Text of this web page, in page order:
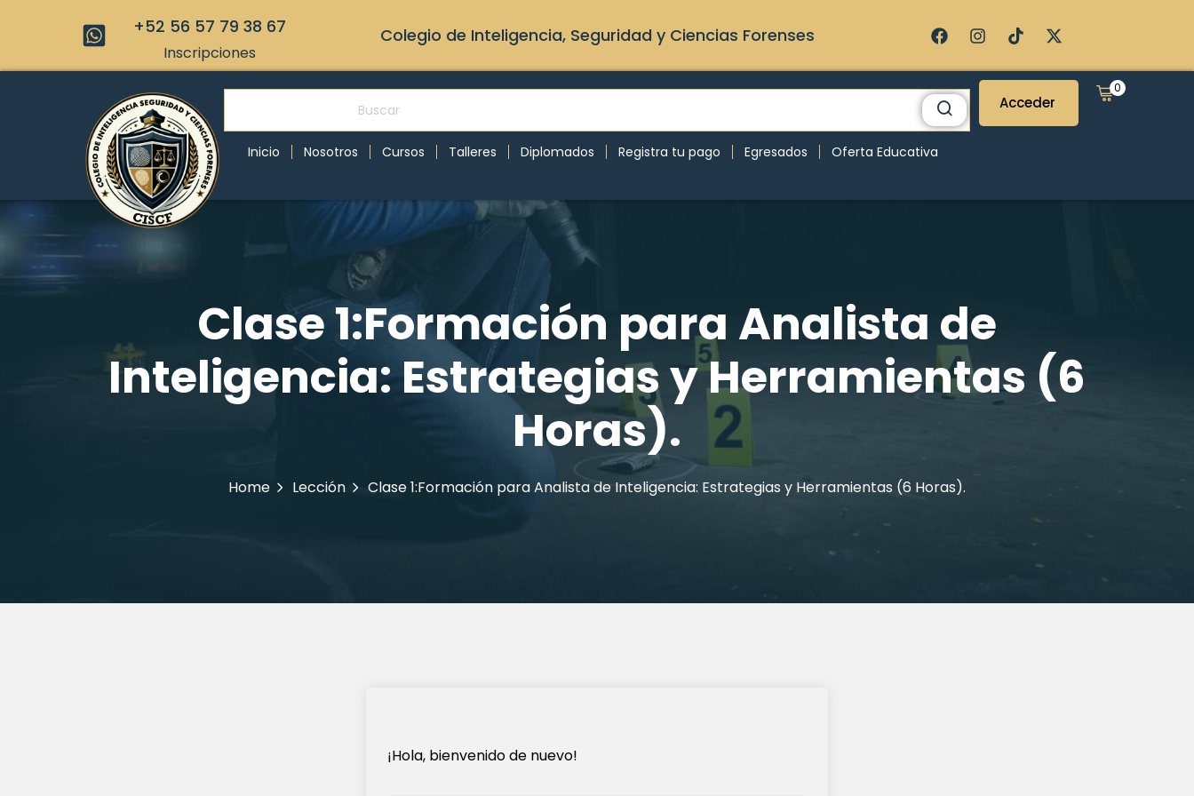
+52 56 57 79 38 67
Inscripciones
Colegio de Inteligencia, Seguridad y Ciencias Forenses
Inicio Nosotros Cursos Talleres Diplomados Registra tu pago Egresados Oferta Educativa
Acceder
0
Clase 1:Formación para Analista de
Inteligencia: Estrategias y Herramientas (6
Horas).
Home Lección Clase 1:Formación para Analista de Inteligencia: Estrategias y Herramientas (6 Horas).
¡Hola, bienvenido de nuevo!